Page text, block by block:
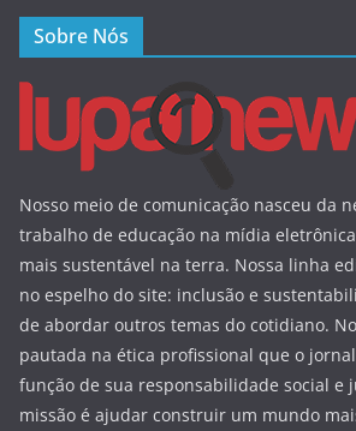
Sobre Nós
Nosso meio de comunicação nasceu da
trabalho de educação na mídia
mais sustentável na terra. Nossa linha
no espelho do site: inclusão e
de abordar outros temas do cotidiano.
pautada na ética profissional que o
função de sua responsabilidade social e
missão é ajudar construir um mundo